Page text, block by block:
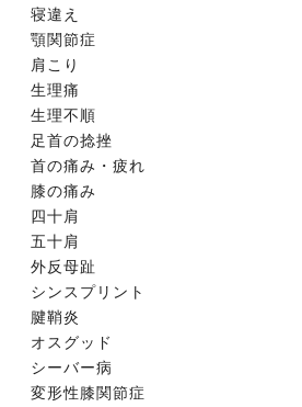
寝違え
顎関節症
肩こり
生理痛
生理不順
足首の捻挫
首の痛み・疲れ
膝の痛み
四十肩
五十肩
外反母趾
シンスプリント
腱鞘炎
オスグッド
シーバー病
変形性膝関節症